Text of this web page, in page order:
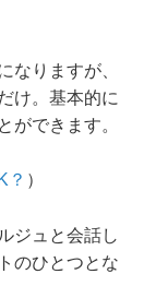
なりますが、
け。基本的に
ができます。
？ ）
ジュと会話し
のひとつとな